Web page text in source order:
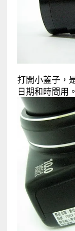
打開小蓋子，
日期和時間用。